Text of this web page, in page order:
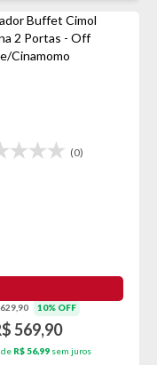
Buffet Cimol
2 Portas - Off
Cinamomo
(0)
10% OFF
569,90
de R$ 56,99 sem juros